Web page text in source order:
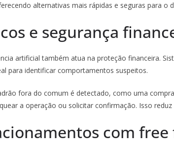
alternativas mais rápidas e seguras para o
e segurança
artificial também atua na proteção financeira.
para identificar comportamentos suspeitos.
fora do comum é detectado, como uma
a operação ou solicitar confirmação. Isso
com